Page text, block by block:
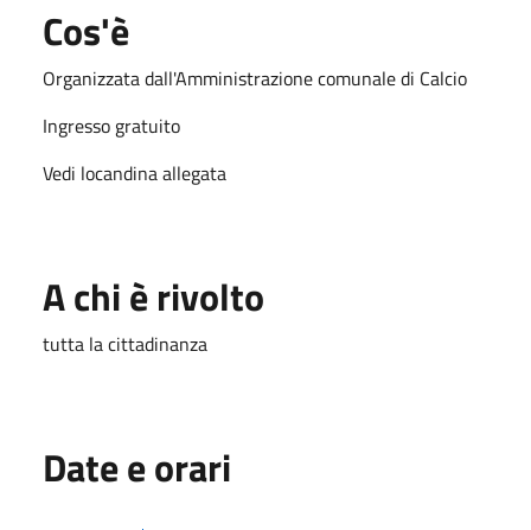
Cos'è
Organizzata dall'Amministrazione comunale di Calcio
Ingresso gratuito
Vedi locandina allegata
A chi è rivolto
tutta la cittadinanza
Date e orari